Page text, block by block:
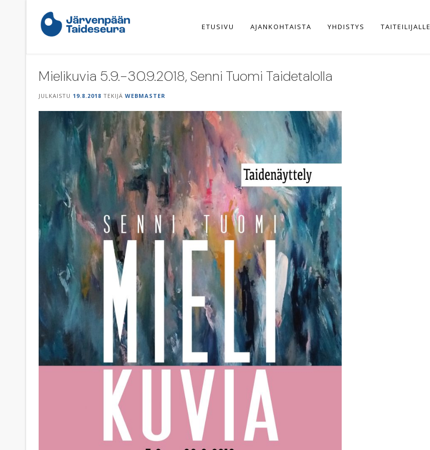
ETUSIVU AJANKOHTAISTA YHDISTYS TAITEILIJALLE
Mielikuvia 5.9.-30.9.2018, Senni Tuomi Taidetalolla
JULKAISTU 19.8.2018 TEKIJÄ WEBMASTER